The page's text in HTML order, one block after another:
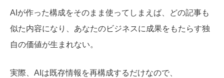
AIが作った構成をそのまま使ってしまえば、どの記事も
似た内容になり、あなたのビジネスに成果をもたらす独
自の価値が生まれない。
実際、AIは既存情報を再構成するだけなので、